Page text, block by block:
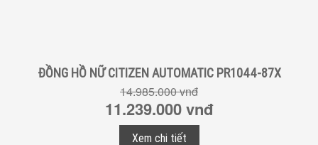
ĐỒNG HỒ NỮ CITIZEN AUTOMATIC PR1044-87X
14.985.000 vnđ
11.239.000 vnđ
Xem chi tiết